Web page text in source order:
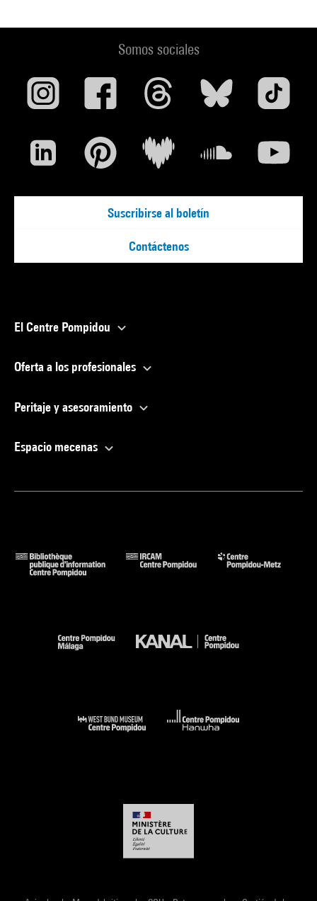
Somos sociales
Suscribirse al boletín
Contáctenos
El Centre Pompidou
Oferta a los profesionales
Peritaje y asesoramiento
Espacio mecenas